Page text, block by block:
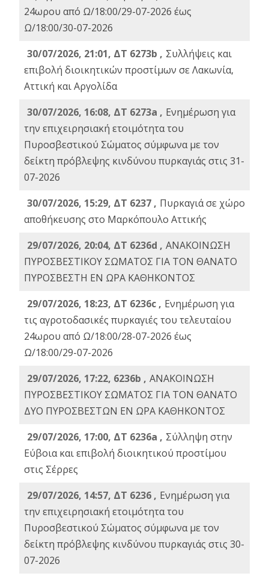
24ωρου από Ω/18:00/29-07-2026 έως
Ω/18:00/30-07-2026
30/07/2026, 21:01, ΔΤ 6273b , Συλλήψεις και
επιβολή διοικητικών προστίμων σε Λακωνία,
Αττική και Αργολίδα
30/07/2026, 16:08, ΔΤ 6273a , Ενημέρωση για
την επιχειρησιακή ετοιμότητα του
Πυροσβεστικού Σώματος σύμφωνα με τον
δείκτη πρόβλεψης κινδύνου πυρκαγιάς στις 31-
07-2026
30/07/2026, 15:29, ΔΤ 6237 , Πυρκαγιά σε χώρο
αποθήκευσης στο Μαρκόπουλο Αττικής
29/07/2026, 20:04, ΔΤ 6236d , ΑΝΑΚΟΙΝΩΣΗ
ΠΥΡΟΣΒΕΣΤΙΚΟΥ ΣΩΜΑΤΟΣ ΓΙΑ ΤΟΝ ΘΑΝΑΤΟ
ΠΥΡΟΣΒΕΣΤΗ ΕΝ ΩΡΑ ΚΑΘΗΚΟΝΤΟΣ
29/07/2026, 18:23, ΔΤ 6236c , Ενημέρωση για
τις αγροτοδασικές πυρκαγιές του τελευταίου
24ωρου από Ω/18:00/28-07-2026 έως
Ω/18:00/29-07-2026
29/07/2026, 17:22, 6236b , ΑΝΑΚΟΙΝΩΣΗ
ΠΥΡΟΣΒΕΣΤΙΚΟΥ ΣΩΜΑΤΟΣ ΓΙΑ ΤΟΝ ΘΑΝΑΤΟ
ΔΥΟ ΠΥΡΟΣΒΕΣΤΩΝ ΕΝ ΩΡΑ ΚΑΘΗΚΟΝΤΟΣ
29/07/2026, 17:00, ΔΤ 6236a , Σύλληψη στην
Εύβοια και επιβολή διοικητικού προστίμου
στις Σέρρες
29/07/2026, 14:57, ΔΤ 6236 , Ενημέρωση για
την επιχειρησιακή ετοιμότητα του
Πυροσβεστικού Σώματος σύμφωνα με τον
δείκτη πρόβλεψης κινδύνου πυρκαγιάς στις 30-
07-2026